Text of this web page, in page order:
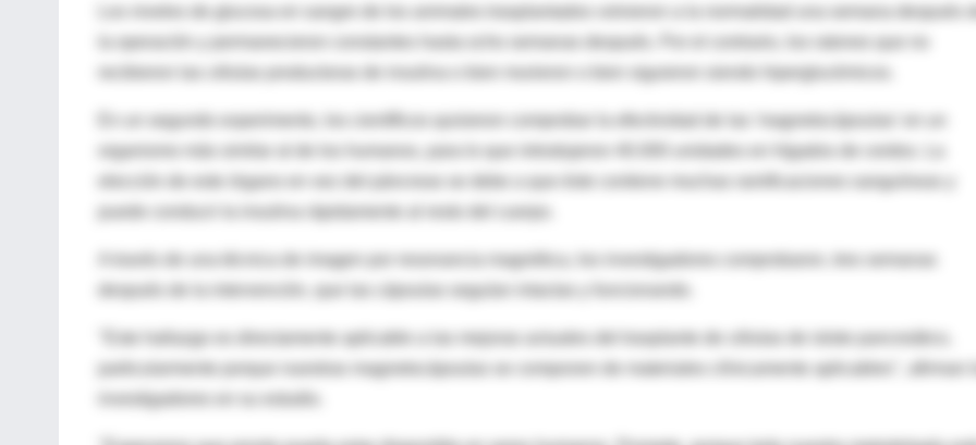
Los niveles de glucosa en sangre de los animales trasplantados volvieron a la normalidad una semana después
recibieron las células productoras de insulina o bien murieron o bien siguieron siendo hiperglucémicos.
En un segundo experimento, los científicos quisieron comprobar la efectividad de las 'magnetocápsulas' en un
organismo más similar al de los humanos, para lo que introdujeron 40.000 unidades en hígados de cerdos. La
elección de este órgano en vez del páncreas se debe a que éste contiene muchas ramificaciones sanguíneas y
A través de una técnica de imagen por resonancia magnética, los investigadores comprobaron, tres semanas
después de la intervención, que las cápsulas seguían intactas y funcionando.
"Este hallazgo es directamente aplicable a las mejoras actuales del trasplante de células de islote pancreático,
particularmente porque nuestras magnetocápsulas se componen de materiales clínicamente aplicables", afirman
investigadores en su estudio.